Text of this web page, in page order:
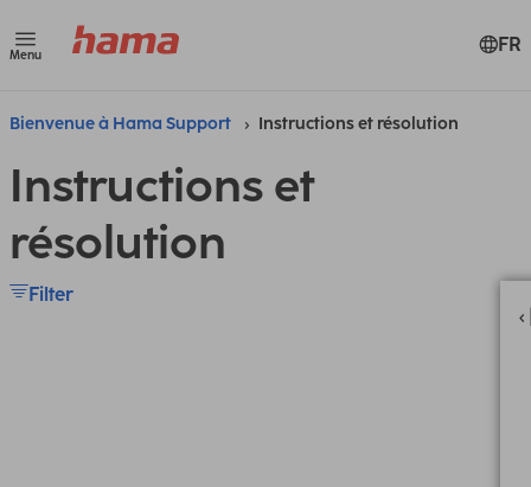
Menu FR
Bienvenue à Hama Support Instructions et résolution
Instructions et
résolution
Filter